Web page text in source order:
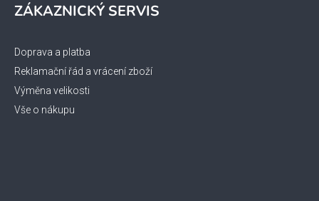
ZÁKAZNICKÝ SERVIS
Doprava a platba
Reklamační řád a vrácení zboží
Výměna velikosti
Vše o nákupu